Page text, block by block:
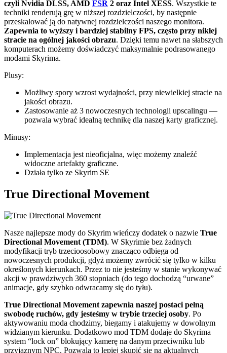
czyli Nvidia DLSS, AMD FSR 2 oraz Intel XESS. Wszystkie te
techniki renderują grę w niższej rozdzielczości, by następnie
przeskalować ją do natywnej rozdzielczości naszego monitora.
Zapewnia to wyższy i bardziej stabilny FPS, często przy nikłej
stracie na ogólnej jakości obrazu. Dzięki temu nawet na słabszych
komputerach możemy doświadczyć maksymalnie podrasowanego
modami Skyrima.
Plusy:
Możliwy spory wzrost wydajności, przy niewielkiej stracie na
jakości obrazu.
Zastosowanie aż 3 nowoczesnych technologii upscalingu —
pozwala wybrać idealną technikę dla naszej karty graficznej.
Minusy:
Implementacja jest nieoficjalna, więc możemy znaleźć
widoczne artefakty graficzne.
Działa tylko ze Skyrim SE
True Directional Movement
Nasze najlepsze mody do Skyrim wieńczy dodatek o nazwie True
Directional Movement (TDM). W Skyrimie bez żadnych
modyfikacji tryb trzecioosobowy znacząco odbiega od
nowoczesnych produkcji, gdyż możemy zwrócić się tylko w kilku
określonych kierunkach. Przez to nie jesteśmy w stanie wykonywać
akcji w prawdziwych 360 stopniach (do tego dochodzą “urwane”
animacje, gdy szybko odwracamy się do tyłu).
True Directional Movement zapewnia naszej postaci pełną
swobodę ruchów, gdy jesteśmy w trybie trzeciej osoby. Po
aktywowaniu moda chodzimy, biegamy i atakujemy w dowolnym
widzianym kierunku. Dodatkowo mod TDM dodaje do Skyrima
system “lock on” blokujący kamerę na danym przeciwniku lub
przyjaznym NPC. Pozwala to lepiej skupić się na aktualnych